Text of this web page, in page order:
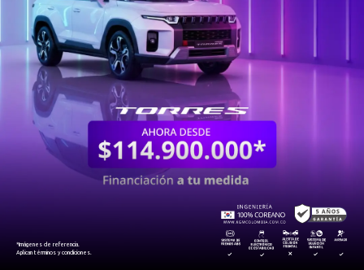
*Imágenes de referencia.
Aplican términos y condiciones.